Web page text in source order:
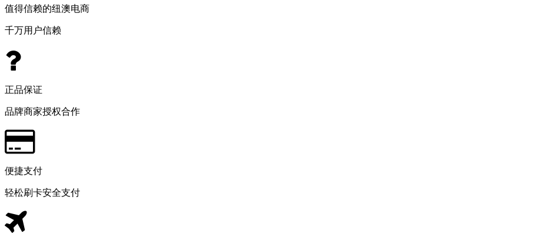
值得信赖的纽澳电商
千万用户信赖
正品保证
品牌商家授权合作
便捷支付
轻松刷卡安全支付